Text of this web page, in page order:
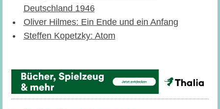
Deutschland 1946
Oliver Hilmes: Ein Ende und ein Anfang
Steffen Kopetzky: Atom